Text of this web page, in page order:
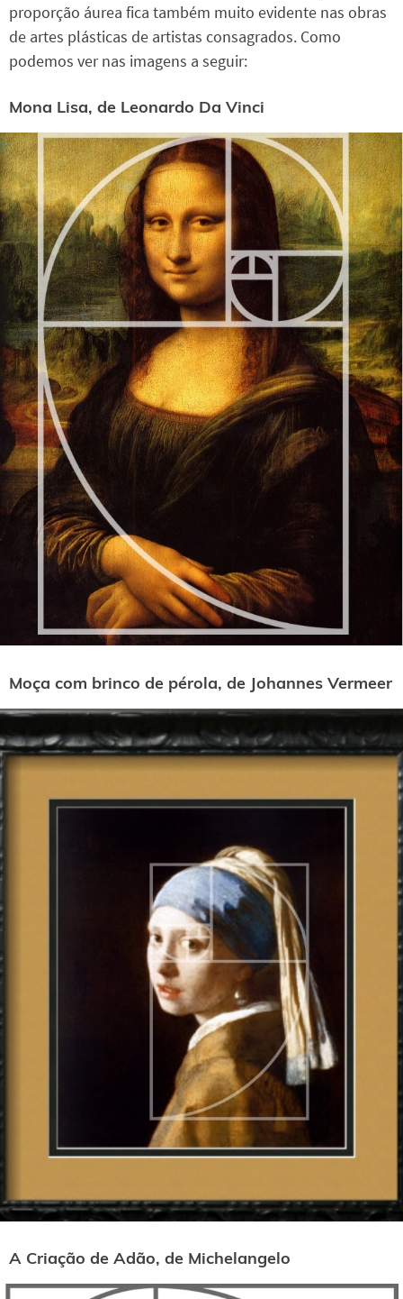
proporção áurea fica também muito evidente nas obras
de artes plásticas de artistas consagrados. Como
podemos ver nas imagens a seguir:
Mona Lisa, de Leonardo Da Vinci
Moça com brinco de pérola, de Johannes Vermeer
A Criação de Adão, de Michelangelo